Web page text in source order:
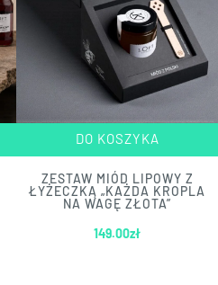
DO KOSZYKA
ZESTAW MIÓD LIPOWY Z
ŁYŻECZKĄ „KAŻDA KROPLA
NA WAGĘ ZŁOTA”
149.00zł